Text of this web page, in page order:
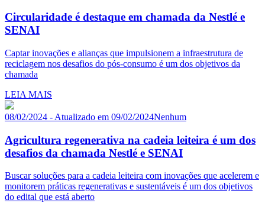
Circularidade é destaque em chamada da Nestlé e
SENAI
Captar inovações e alianças que impulsionem a infraestrutura de
reciclagem nos desafios do pós-consumo é um dos objetivos da
chamada
LEIA MAIS
08/02/2024 - Atualizado em 09/02/2024Nenhum
Agricultura regenerativa na cadeia leiteira é um dos
desafios da chamada Nestlé e SENAI
Buscar soluções para a cadeia leiteira com inovações que acelerem e
monitorem práticas regenerativas e sustentáveis é um dos objetivos
do edital que está aberto